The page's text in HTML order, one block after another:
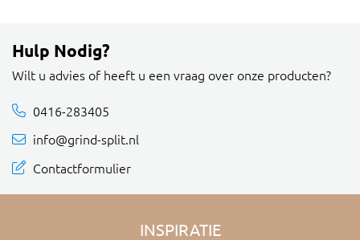
Hulp Nodig?
Wilt u advies of heeft u een vraag over onze producten?
0416-283405
info@grind-split.nl
Contactformulier
INSPIRATIE